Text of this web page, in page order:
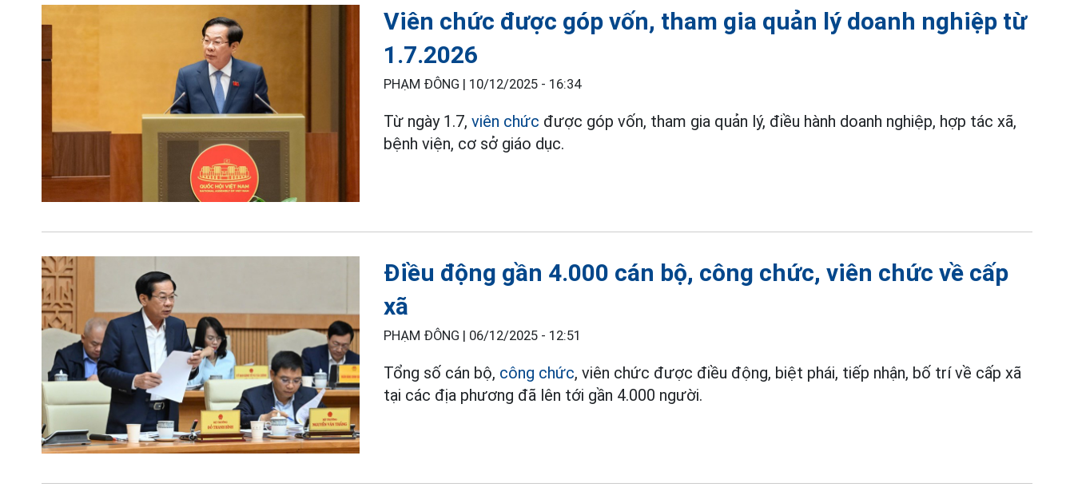
Viên chức được góp vốn, tham gia quản lý doanh nghiệp từ
1.7.2026
PHẠM ĐÔNG | 10/12/2025 - 16:34
Từ ngày 1.7,viên chức được góp vốn, tham gia quản lý, điều hành doanh nghiệp, hợp tác xã,
bệnh viện, cơ sở giáo dục.
Điều động gần 4.000 cán bộ, công chức, viên chức về cấp
xã
PHẠM ĐÔNG | 06/12/2025 - 12:51
Tổng số cán bộ, công chức, viên chức được điều động, biệt phái, tiếp nhận, bố trí về cấp xã
tại các địa phương đã lên tới gần 4.000 người.